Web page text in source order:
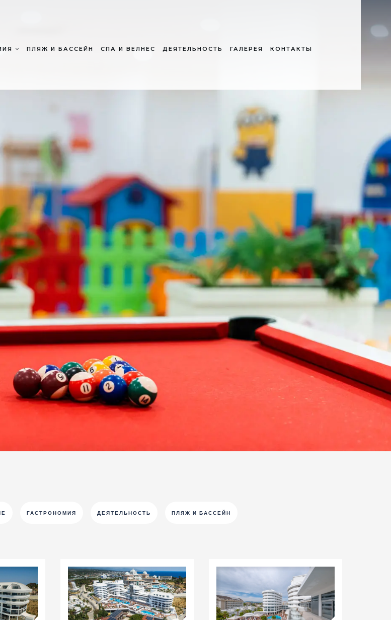
ПЛЯЖ И БАССЕЙН СПА И ВЕЛНЕС ДЕЯТЕЛЬНОСТЬ ГАЛЕРЕЯ КОНТАКТЫ
ГАСТРОНОМИЯ ДЕЯТЕЛЬНОСТЬ ПЛЯЖ И БАССЕЙН